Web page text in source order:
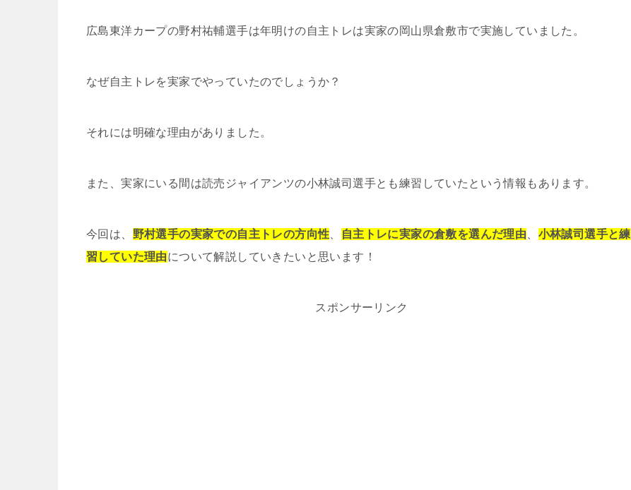
広島東洋カープの野村祐輔選手は年明けの自主トレは実家の岡山県倉敷市で実施していました。
なぜ自主トレを実家でやっていたのでしょうか？
それには明確な理由がありました。
また、実家にいる間は読売ジャイアンツの小林誠司選手とも練習していたという情報もあります。
今回は、 野村選手の実家での自主トレの方向性 自主トレに実家の倉敷を選んだ理由
小林誠司選手と練
習していた理由について解説していきたいと思います！
スポンサーリンク